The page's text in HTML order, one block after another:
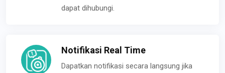
dapat dihubungi.
Notifikasi Real Time
Dapatkan notifikasi secara langsung jika